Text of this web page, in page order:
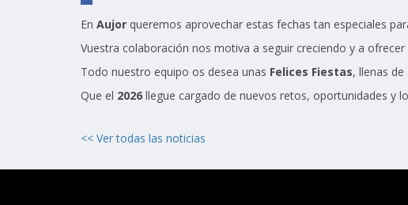
En Aujor queremos aprovechar estas fechas tan especiales
Vuestra colaboración nos motiva a seguir creciendo y a
Todo nuestro equipo os desea unas Felices Fiestas, llenas
Que el 2026 llegue cargado de nuevos retos, oportunidades y
<< Ver todas las noticias